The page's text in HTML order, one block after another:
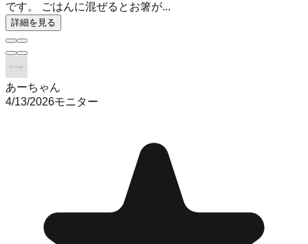
です。 ごはんに混ぜるとお箸が...
詳細を見る
あーちゃん
4/13/2026モニター